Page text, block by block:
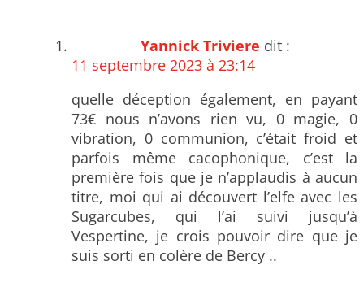
Yannick Triviere dit :
11 septembre 2023 à 23:14
quelle déception également, en payant
73€ nous n’avons rien vu, 0 magie, 0
vibration, 0 communion, c’était froid et
parfois même cacophonique, c’est la
première fois que je n’applaudis à aucun
titre, moi qui ai découvert l’elfe avec les
Sugarcubes, qui l’ai suivi jusqu’à
Vespertine, je crois pouvoir dire que je
suis sorti en colère de Bercy ..